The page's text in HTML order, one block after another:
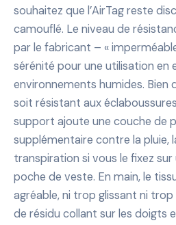
souhaitez que l’AirTag reste
camouflé. Le niveau de
par le fabricant – «
sérénité pour une utilisation en
environnements humides. Bien
soit résistant aux
support ajoute une couche de
supplémentaire contre la pluie,
transpiration si vous le fixez
poche de veste. En main, le
agréable, ni trop glissant ni trop
de résidu collant sur les doigts